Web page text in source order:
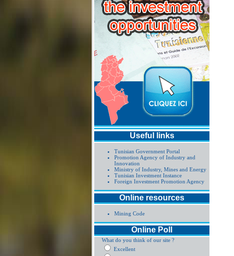
Useful links
Tunisian Government Portal
Promotion Agency of Industry and
Innovation
Ministry of Industry, Mines and Energy
Tunisian Investment Instance
Foreign Investment Promotion Agency
Online resources
Mining Code
Online Poll
What do you think of our site ?
Excellent